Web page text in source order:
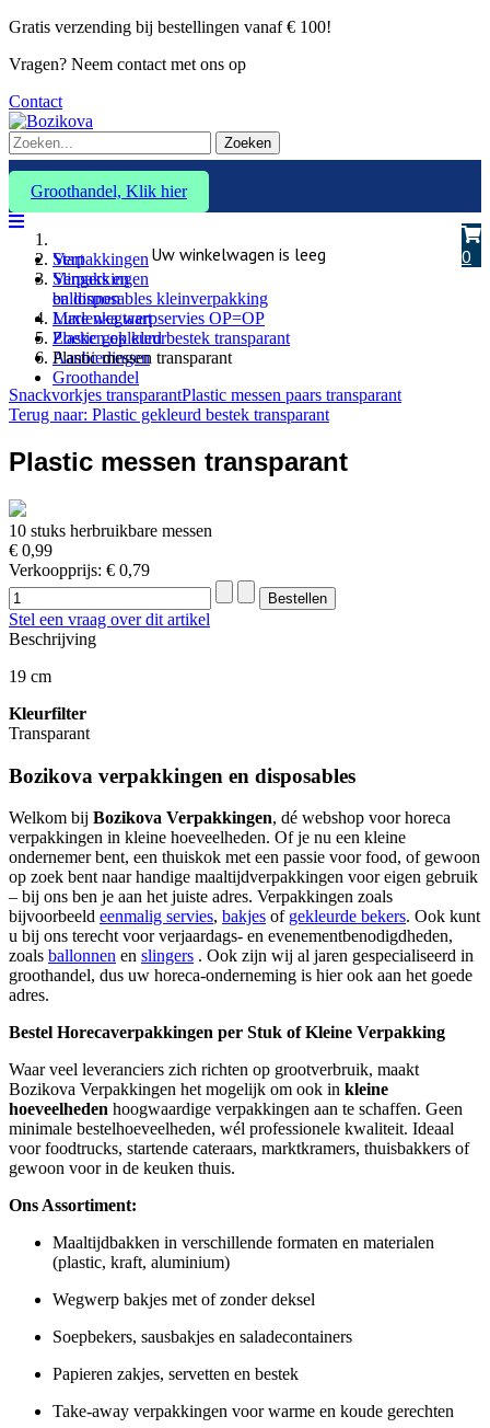
Gratis verzending bij bestellingen vanaf € 100!
Vragen? Neem contact met ons op
Contact
Zoeken
Groothandel, Klik hier
0
Uw winkelwagen is leeg
Verpakkingen
Slingers en
ballonnen
Marlenka taart
Zoeken op kleur
Aanbiedingen
Groothandel
Start
Verpakkingen
en disposables kleinverpakking
Luxe wegwerpservies OP=OP
Plastic gekleurd bestek transparant
Plastic messen transparant
Snackvorkjes transparantPlastic messen paars transparant
Terug naar: Plastic gekleurd bestek transparant
Plastic messen transparant
10 stuks herbruikbare messen
€ 0,99
Verkoopprijs: € 0,79
Stel een vraag over dit artikel
Beschrijving
19 cm
Kleurfilter
Transparant
Bozikova verpakkingen en disposables
Welkom bij Bozikova Verpakkingen, dé webshop voor horeca
verpakkingen in kleine hoeveelheden. Of je nu een kleine
ondernemer bent, een thuiskok met een passie voor food, of gewoon
op zoek bent naar handige maaltijdverpakkingen voor eigen gebruik
– bij ons ben je aan het juiste adres. Verpakkingen zoals
bijvoorbeeld eenmalig servies, bakjes of gekleurde bekers. Ook kunt
u bij ons terecht voor verjaardags- en evenementbenodigdheden,
zoals ballonnen en slingers . Ook zijn wij al jaren gespecialiseerd in
groothandel, dus uw horeca-onderneming is hier ook aan het goede
adres.
Bestel Horecaverpakkingen per Stuk of Kleine Verpakking
Waar veel leveranciers zich richten op grootverbruik, maakt
Bozikova Verpakkingen het mogelijk om ook in kleine
hoeveelheden hoogwaardige verpakkingen aan te schaffen. Geen
minimale bestelhoeveelheden, wél professionele kwaliteit. Ideaal
voor foodtrucks, startende cateraars, marktkramers, thuisbakkers of
gewoon voor in de keuken thuis.
Ons Assortiment:
Maaltijdbakken in verschillende formaten en materialen
(plastic, kraft, aluminium)
Wegwerp bakjes met of zonder deksel
Soepbekers, sausbakjes en saladecontainers
Papieren zakjes, servetten en bestek
Take-away verpakkingen voor warme en koude gerechten